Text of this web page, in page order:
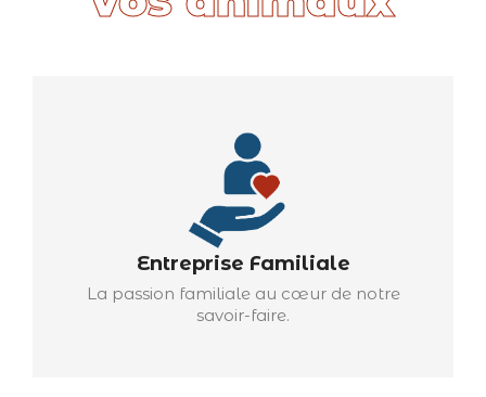
Entreprise Familiale
La passion familiale au cœur de notre
savoir-faire.